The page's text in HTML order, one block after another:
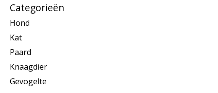
Categorieën
Hond
Kat
Paard
Knaagdier
Gevogelte